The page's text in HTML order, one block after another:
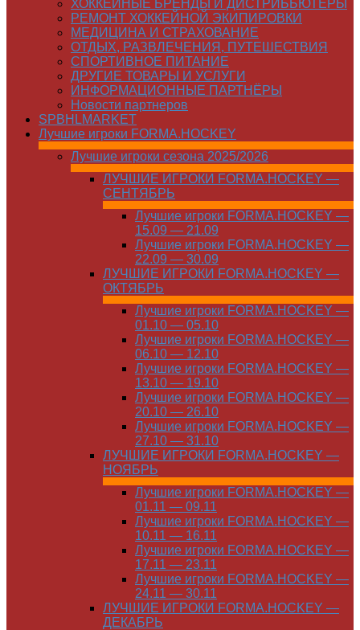
ХОККЕЙНЫЕ БРЕНДЫ И ДИСТРИБЬЮТЕРЫ
РЕМОНТ ХОККЕЙНОЙ ЭКИПИРОВКИ
МЕДИЦИНА И СТРАХОВАНИЕ
ОТДЫХ, РАЗВЛЕЧЕНИЯ, ПУТЕШЕСТВИЯ
СПОРТИВНОЕ ПИТАНИЕ
ДРУГИЕ ТОВАРЫ И УСЛУГИ
ИНФОРМАЦИОННЫЕ ПАРТНЁРЫ
Новости партнеров
SPBHLMARKET
Лучшие игроки FORMA.HOCKEY
Лучшие игроки сезона 2025/2026
ЛУЧШИЕ ИГРОКИ FORMA.HOCKEY —
СЕНТЯБРЬ
Лучшие игроки FORMA.HOCKEY —
15.09 — 21.09
Лучшие игроки FORMA.HOCKEY —
22.09 — 30.09
ЛУЧШИЕ ИГРОКИ FORMA.HOCKEY —
ОКТЯБРЬ
Лучшие игроки FORMA.HOCKEY —
01.10 — 05.10
Лучшие игроки FORMA.HOCKEY —
06.10 — 12.10
Лучшие игроки FORMA.HOCKEY —
13.10 — 19.10
Лучшие игроки FORMA.HOCKEY —
20.10 — 26.10
Лучшие игроки FORMA.HOCKEY —
27.10 — 31.10
ЛУЧШИЕ ИГРОКИ FORMA.HOCKEY —
НОЯБРЬ
Лучшие игроки FORMA.HOCKEY —
01.11 — 09.11
Лучшие игроки FORMA.HOCKEY —
10.11 — 16.11
Лучшие игроки FORMA.HOCKEY —
17.11 — 23.11
Лучшие игроки FORMA.HOCKEY —
24.11 — 30.11
ЛУЧШИЕ ИГРОКИ FORMA.HOCKEY —
ДЕКАБРЬ